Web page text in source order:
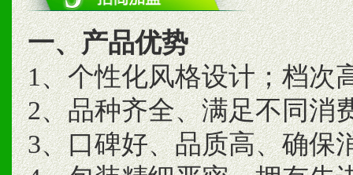
一、产品优势
1、个性化风格设计；档次
2、品种齐全、满足不同消
3、口碑好、品质高、确保